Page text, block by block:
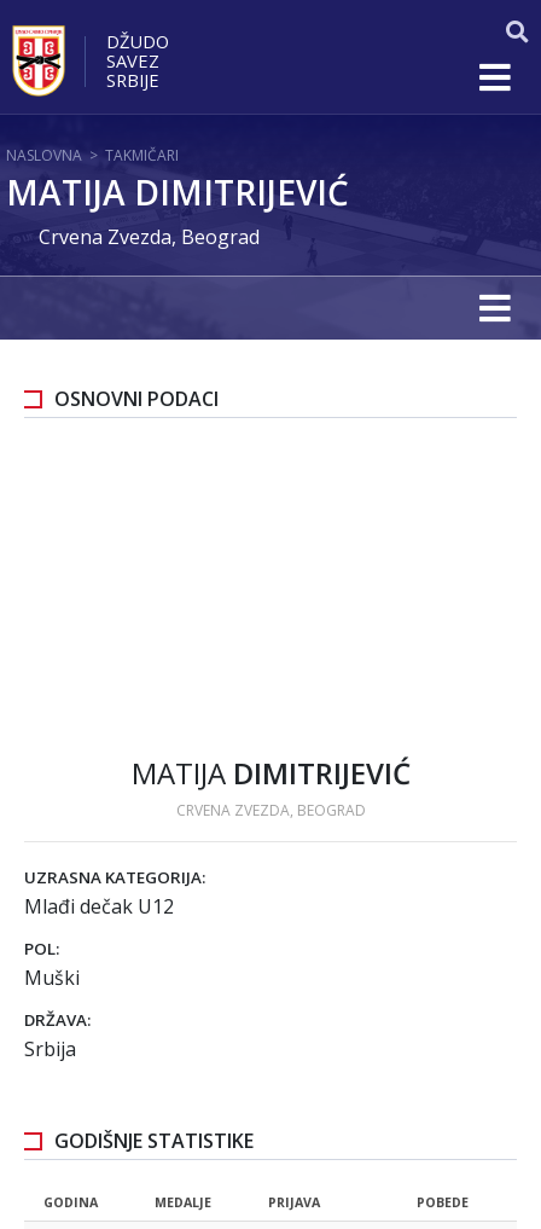
DŽUDO
SAVEZ
SRBIJE
NASLOVNA > TAKMIČARI
MATIJA DIMITRIJEVIĆ
Crvena Zvezda, Beograd
OSNOVNI PODACI
MATIJA DIMITRIJEVIĆ
CRVENA ZVEZDA, BEOGRAD
UZRASNA KATEGORIJA:
Mlađi dečak U12
POL:
Muški
DRŽAVA:
Srbija
GODIŠNJE STATISTIKE
GODINA MEDALJE PRIJAVA POBEDE